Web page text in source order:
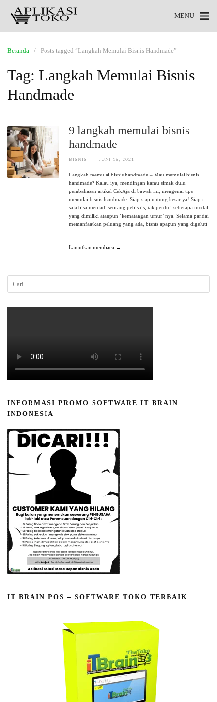
MENU
Beranda Posts tagged “Langkah Memulai Bisnis Handmade”
Tag: Langkah Memulai Bisnis
Handmade
9 langkah memulai bisnis
handmade
BISNIS · JUNI 15, 2021
Langkah memulai bisnis handmade – Mau memulai bisnis
handmade? Kalau iya, mendingan kamu simak dulu
pembahasan artikel CekAja di bawah ini, mengenai tips
memulai bisnis handmade. Siap-siap untung besar ya! Siapa
saja bisa menjadi seorang pebisnis, tak perduli seberapa modal
yang dimiliki ataupun ‘kematangan umur’ nya. Selama pandai
memanfaatkan peluang yang ada, bisnis apapun yang digeluti
Lanjutkan membaca →
INFORMASI PROMO SOFTWARE IT BRAIN
INDONESIA
IT BRAIN POS – SOFTWARE TOKO TERBAIK